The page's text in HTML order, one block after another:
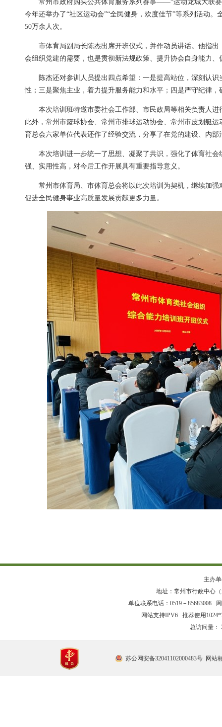
常州市政府购买公共体育服务系列赛事——“运动龙城大联
今年还举办了“社区运动会”“全民健身，欢度佳节”等系列活动
50万余人次。
市体育局副局长陈杰出席开班仪式，并作动员讲话。他指
会组织党建的需要，也是贯彻新法规政策、提升协会自身能力、
陈杰还对参训人员提出四点希望：一是提高站位，深刻认
性；三是聚焦主业，着力提升服务能力和水平；四是严守纪律
本次培训班特邀市委社会工作部、市民政局等相关负责人
此外，常州市篮球协会、常州市排球运动协会、常州市皮划艇
育总会六家单位代表还作了经验交流，分享了在党的建设、内
本次培训进一步统一了思想、凝聚了共识，强化了体育社
强、实用性高，对今后工作开展具有重要指导意义。
常州市体育局、市体育总会将以此次培训为契机，继续加
促进全民健身事业高质量发展贡献更多力量。
主办
地址：常州市行政中心
单位联系电话：0519－85683008
网站支持IPV6 推荐使用
总访问量：
苏公网安备32041102000483号 网站